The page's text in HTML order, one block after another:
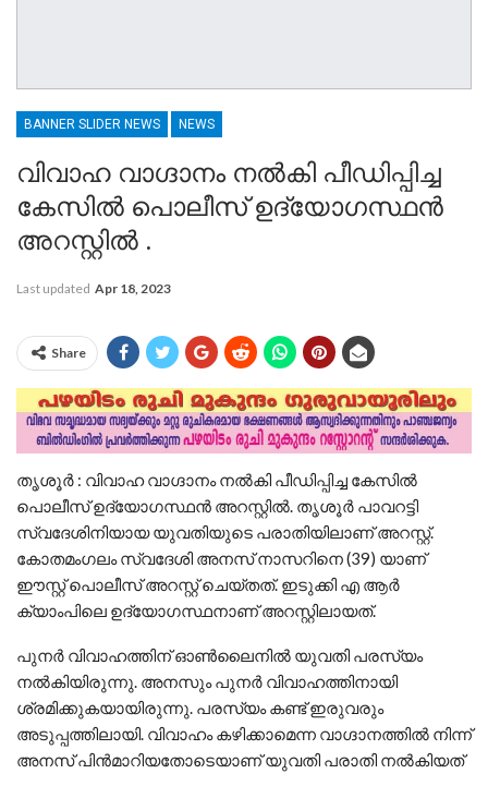
BANNER SLIDER NEWS NEWS
വിവാഹ വാഗ്ദാനം നൽകി പീഡിപ്പിച്ച
കേസിൽ പൊലീസ് ഉദ്യോഗസ്ഥൻ
അറസ്റ്റിൽ .
Last updated Apr 18, 2023
Share
തൃശൂർ : വിവാഹ വാഗ്ദാനം നൽകി പീഡിപ്പിച്ച കേസിൽ
പൊലീസ് ഉദ്യോഗസ്ഥൻ അറസ്റ്റിൽ. തൃശൂർ പാവറട്ടി
സ്വദേശിനിയായ യുവതിയുടെ പരാതിയിലാണ് അറസ്റ്റ്.
കോതമംഗലം സ്വദേശി അനസ് നാസറിനെ (39) യാണ്
ഈസ്റ്റ് പൊലീസ് അറസ്റ്റ് ചെയ്തത്. ഇടുക്കി എ ആർ
ക്യാംപിലെ ഉദ്യോഗസ്ഥനാണ് അറസ്റ്റിലായത്.
പുനർ വിവാഹത്തിന് ഓൺലൈനിൽ യുവതി പരസ്യം
നൽകിയിരുന്നു. അനസും പുനർ വിവാഹത്തിനായി
ശ്രമിക്കുകയായിരുന്നു. പരസ്യം കണ്ട് ഇരുവരും
അടുപ്പത്തിലായി. വിവാഹം കഴിക്കാമെന്ന വാഗ്ദാനത്തിൽ നിന്ന്
അനസ് പിൻമാറിയതോടെയാണ് യുവതി പരാതി നൽകിയത്